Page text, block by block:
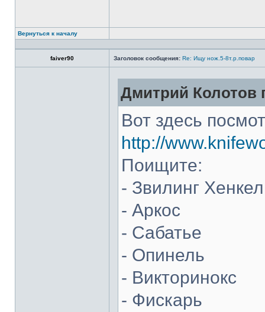
Вернуться к началу
faiver90 Заголовок сообщения: Re: Ищу нож.5-8т.р.повар
Дмитрий Колотов
Вот здесь
http://
Поищите:
- Звилинг
- Аркос
- Сабатье
- Опинель
- Викторинокс
- Фискарь